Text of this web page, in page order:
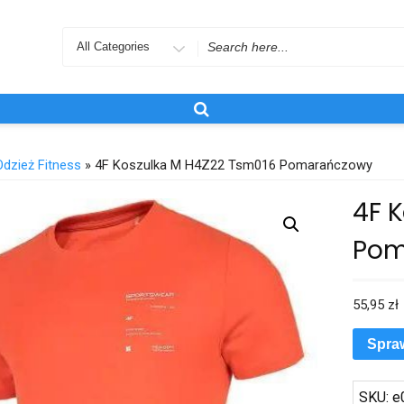
Search
Fitness » 4F Koszulka M H4Z22 Tsm016 Pomarańczowy
4F
55,95 zł
SKU: